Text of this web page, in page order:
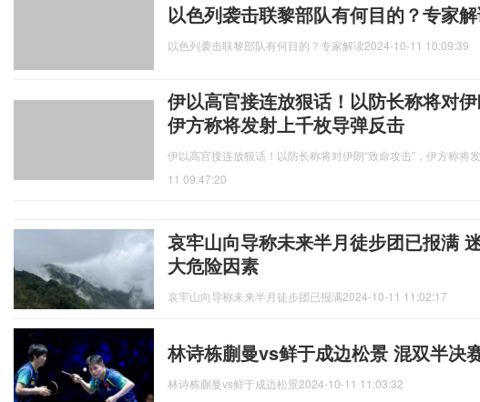
以色列袭击联黎部队有何目的？专家
以色列袭击联黎部队有何目的？专家解读2024-10-11 10:09:39
伊以高官接连放狠话！以防长称将对伊
伊方称将发射上千枚导弹反击
伊以高官接连放狠话！以防长称将对伊朗“致命攻击”，伊方称将
11 09:47:20
哀牢山向导称未来半月徒步团已报满
大危险因素
哀牢山向导称未来半月徒步团已报满2024-10-11 11:02:17
林诗栋蒯曼vs鲜于成边松景 混双半决
林诗栋蒯曼vs鲜于成边松景2024-10-11 11:03:32